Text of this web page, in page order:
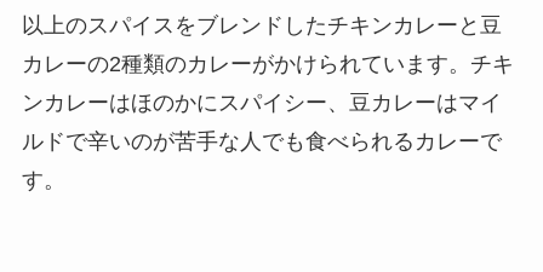
以上のスパイスをブレンドしたチキンカレーと豆
カレーの2種類のカレーがかけられています。チキ
ンカレーはほのかにスパイシー、豆カレーはマイ
ルドで辛いのが苦手な人でも食べられるカレーで
す。